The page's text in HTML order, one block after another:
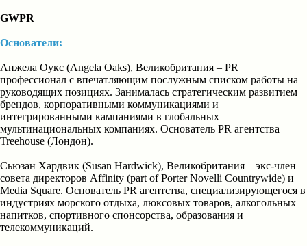
GWPR
Основатели:
Анжела Оукс (Angela Oaks), Великобритания – PR
профессионал с впечатляющим послужным списком работы на
руководящих позициях. Занималась стратегическим развитием
брендов, корпоративными коммуникациями и
интегрированными кампаниями в глобальных
мультинациональных компаниях. Основатель PR агентства
Treehouse (Лондон).
Сьюзан Хардвик (Susan Hardwick), Великобритания – экс-член
совета директоров Affinity (part of Porter Novelli Countrywide) и
Media Square. Основатель PR агентства, специализирующегося в
индустриях морского отдыха, люксовых товаров, алкогольных
напитков, спортивного спонсорства, образования и
телекоммуникаций.